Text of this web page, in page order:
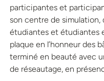
participantes et
son centre de
étudiantes et étudiantes
plaque en l’honneur des
terminé en beauté avec
de réseautage, en